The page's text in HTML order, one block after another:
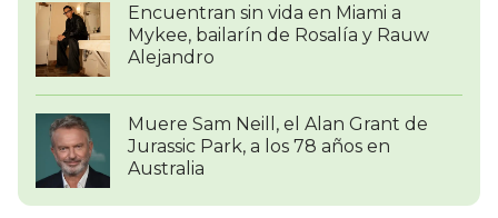
Encuentran sin vida en Miami a
Mykee, bailarín de Rosalía y Rauw
Alejandro
Muere Sam Neill, el Alan Grant de
Jurassic Park, a los 78 años en
Australia